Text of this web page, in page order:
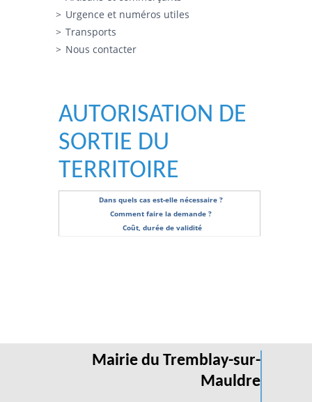
Urgence et numéros utiles
Transports
Nous contacter
AUTORISATION DE
SORTIE DU
TERRITOIRE
Dans quels cas est-elle nécessaire ?
Comment faire la demande ?
Coût, durée de validité
Mairie du Tremblay-sur-
Mauldre